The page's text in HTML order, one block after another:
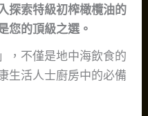
探索特級初榨橄欖油的
您的頂級之選。
，不僅是地中海飲食的
生活人士廚房中的必備